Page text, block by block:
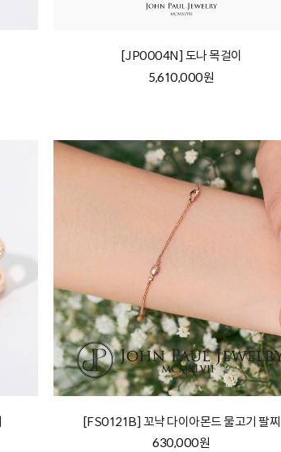
[JP0004N] 도나 목걸이
5,610,000원
[FS0121B] 꼬냑 다이아몬드 물고기 팔찌
630,000원